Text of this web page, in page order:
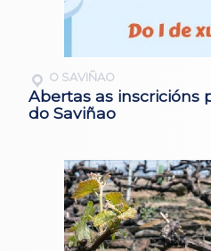
O SAVIÑAO
Abertas as inscricións
do Saviñao